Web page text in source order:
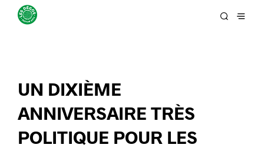
UN DIXIÈME
ANNIVERSAIRE TRÈS
POLITIQUE POUR LES